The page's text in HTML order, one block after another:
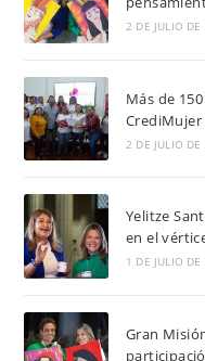
2 DE JULIO
Más de
CrediMujer
2 DE JULIO
Yelitze
en el
1 DE JULIO
Gran